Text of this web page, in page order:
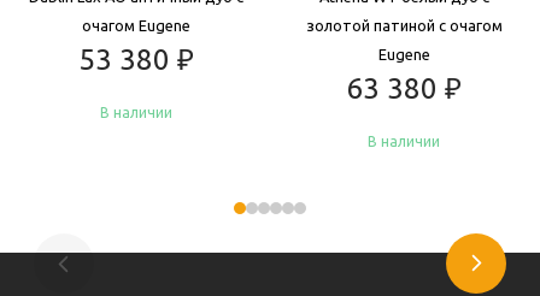
очагом Eugene
53 380 ₽
В наличии
золотой патиной с очагом
Eugene
63 380 ₽
В наличии